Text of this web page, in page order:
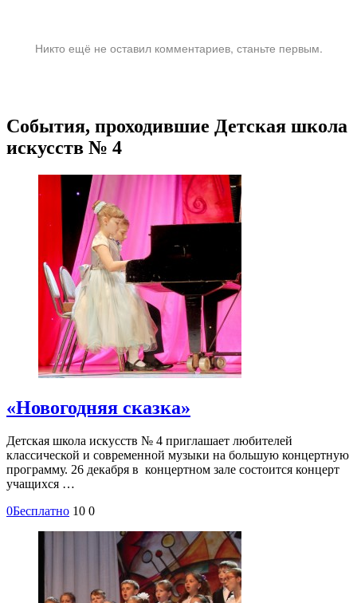
Никто ещё не оставил комментариев, станьте первым.
События, проходившие Детская школа
искусств № 4
«Новогодняя сказка»
Детская школа искусств № 4 приглашает любителей
классической и современной музыки на большую концертную
программу. 26 декабря в концертном зале состоится концерт
учащихся …
0Бесплатно 10 0